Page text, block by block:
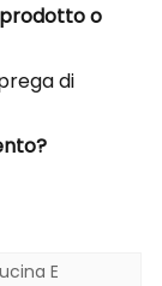
prodotto o
di
E